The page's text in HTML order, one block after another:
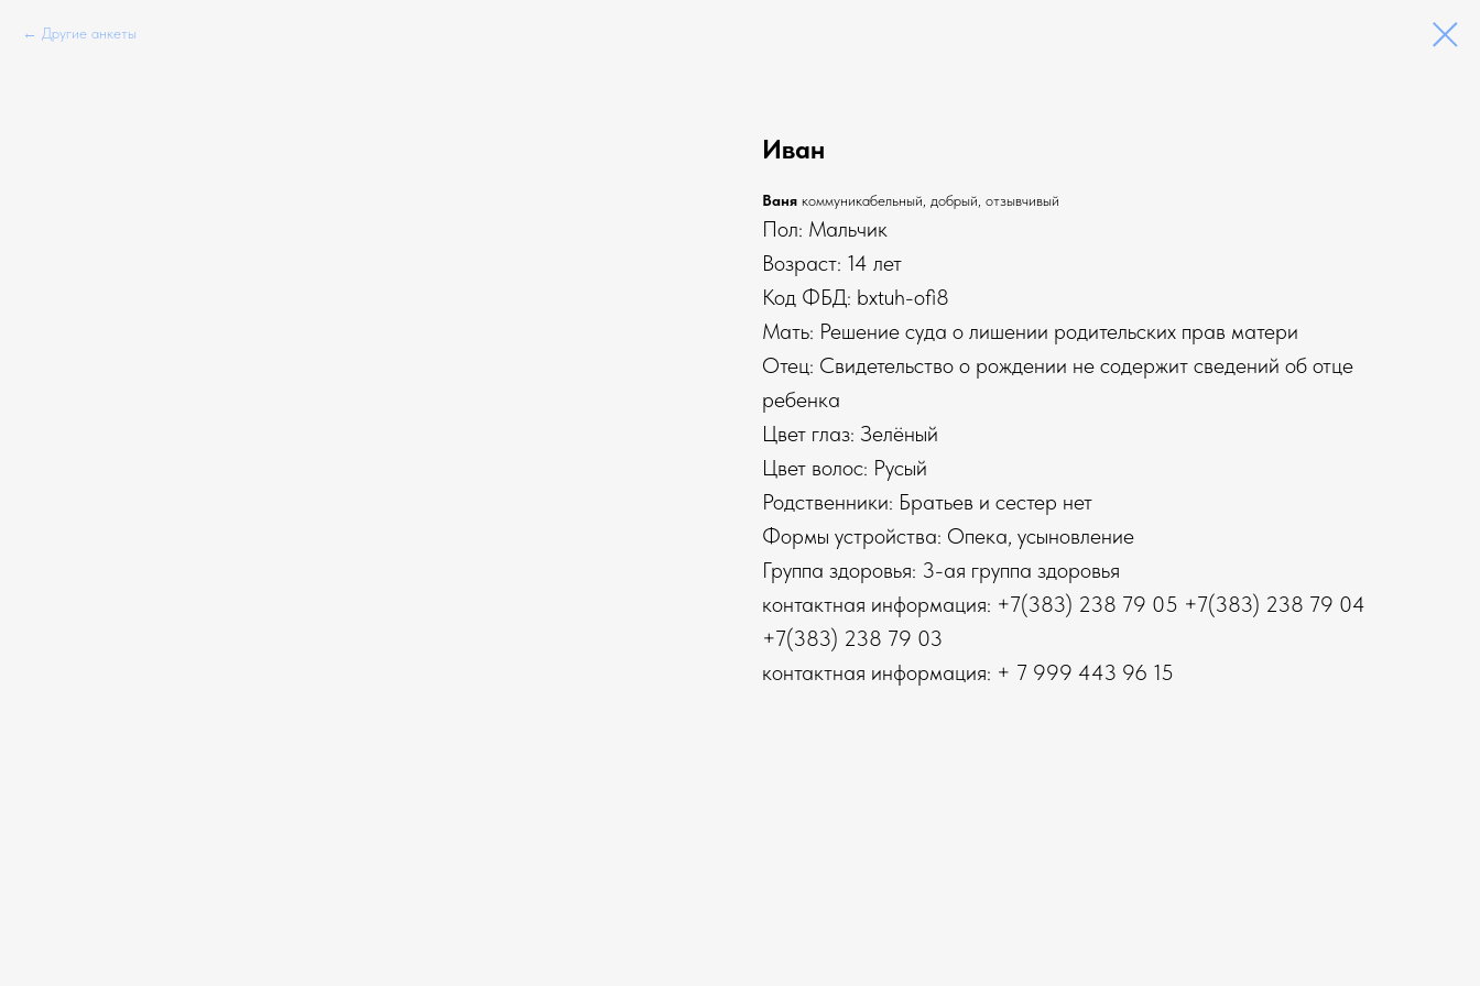
Другие анкеты
Иван
Ваня коммуникабельный, добрый, отзывчивый
Пол: Мальчик
Возраст: 14 лет
Код ФБД: bxtuh-ofi8
Мать: Решение суда о лишении родительских прав матери
Отец: Свидетельство о рождении не содержит сведений об отце
ребенка
Цвет глаз: Зелёный
Цвет волос: Русый
Родственники: Братьев и сестер нет
Формы устройства: Опека, усыновление
Группа здоровья: 3-ая группа здоровья
контактная информация: +7(383) 238 79 05 +7(383) 238 79 04
+7(383) 238 79 03
контактная информация: + 7 999 443 96 15